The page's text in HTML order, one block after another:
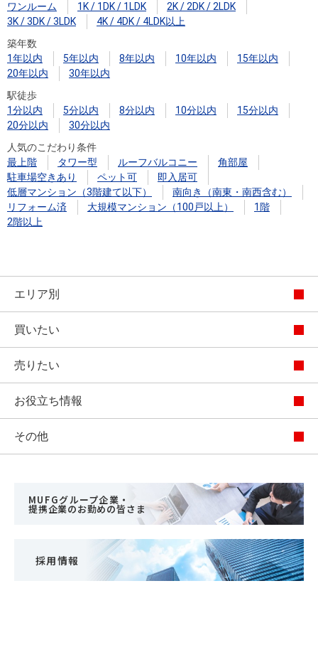
ワンルーム
1K / 1DK / 1LDK
2K / 2DK / 2LDK
3K / 3DK / 3LDK
4K / 4DK / 4LDK以上
築年数
1年以内
5年以内 8年以内 10年以内
15年以内
20年以内
30年以内
駅徒歩
1分以内
5分以内 8分以内 10分以内
15分以内
20分以内
30分以内
人気のこだわり条件
最上階
タワー型 ルーフバルコニー
角部屋
駐車場空きあり
ペット可
即入居可
低層マンション（3階建て以下）
南向き（南東・南西含む）
リフォーム済
大規模マンション（100戸以上）
1階
2階以上
エリア別
買いたい
売りたい
お役立ち情報
その他
MUFGグループ企業・
提携企業のお勤めの皆さま
採用情報